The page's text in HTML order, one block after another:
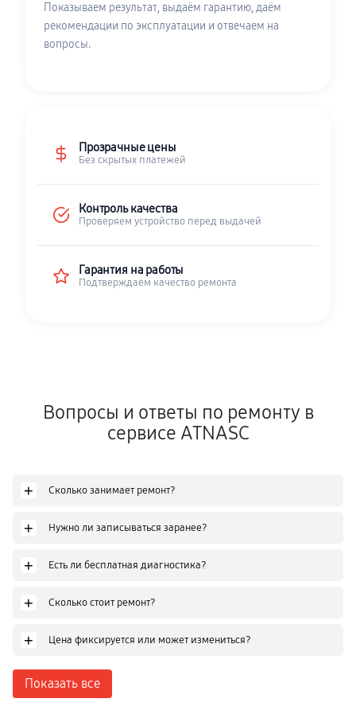
Показываем результат, выдаём гарантию, даём
рекомендации по эксплуатации и отвечаем на
вопросы.
Прозрачные цены
Без скрытых платежей
Контроль качества
Проверяем устройство перед выдачей
Гарантия на работы
Подтверждаем качество ремонта
Вопросы и ответы по ремонту в
сервисе ATNASC
+ Сколько занимает ремонт?
+ Нужно ли записываться заранее?
+ Есть ли бесплатная диагностика?
+ Сколько стоит ремонт?
+ Цена фиксируется или может измениться?
Показать все